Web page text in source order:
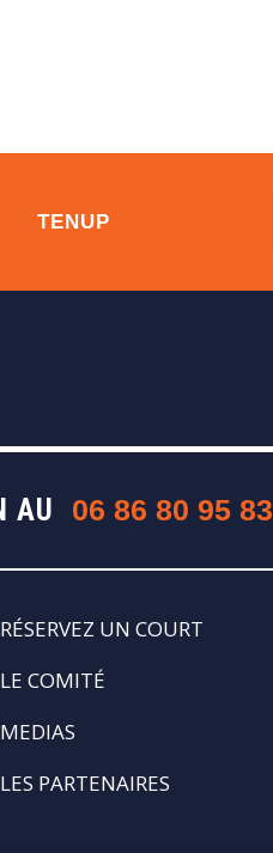
TENUP
AU 06 86 80 95 83
RÉSERVEZ UN COURT
LE COMITÉ
MEDIAS
LES PARTENAIRES